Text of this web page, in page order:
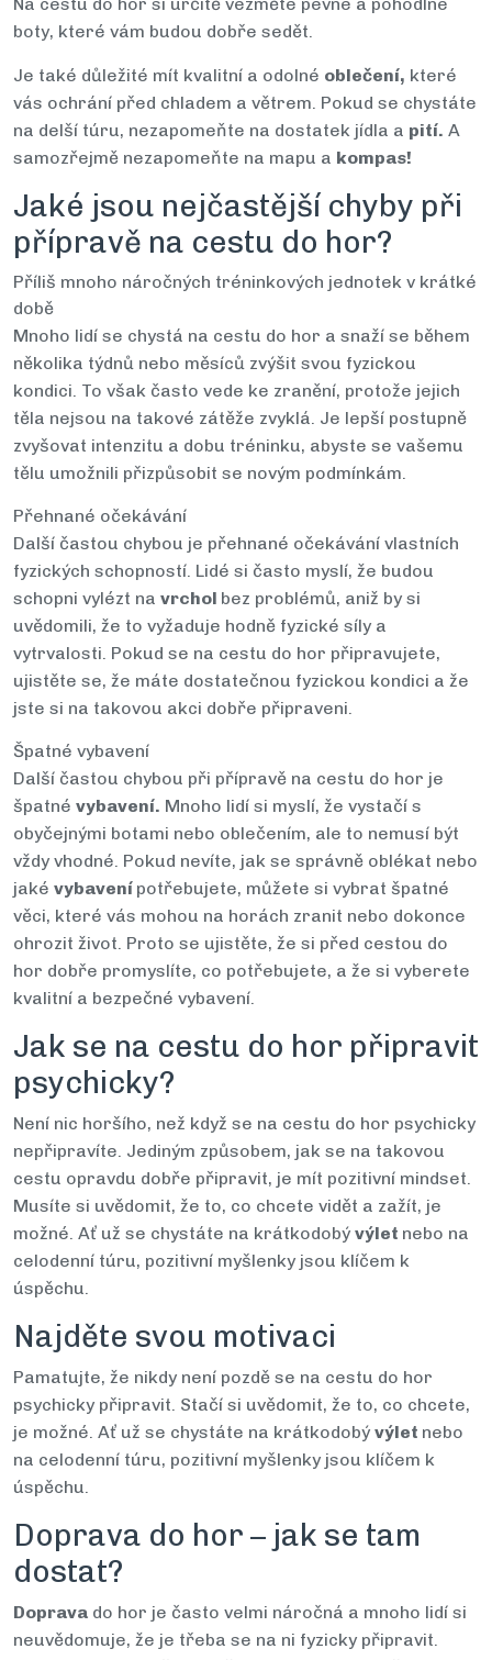
Na cestu do hor si určitě vezměte pevné a pohodlné
boty, které vám budou dobře sedět.
Je také důležité mít kvalitní a odolné oblečení, které
vás ochrání před chladem a větrem. Pokud se chystáte
na delší túru, nezapomeňte na dostatek jídla a pití. A
samozřejmě nezapomeňte na mapu a kompas!
Jaké jsou nejčastější chyby při
přípravě na cestu do hor?
Příliš mnoho náročných tréninkových jednotek v krátké
době
Mnoho lidí se chystá na cestu do hor a snaží se během
několika týdnů nebo měsíců zvýšit svou fyzickou
kondici. To však často vede ke zranění, protože jejich
těla nejsou na takové zátěže zvyklá. Je lepší postupně
zvyšovat intenzitu a dobu tréninku, abyste se vašemu
tělu umožnili přizpůsobit se novým podmínkám.
Přehnané očekávání
Další častou chybou je přehnané očekávání vlastních
fyzických schopností. Lidé si často myslí, že budou
schopni vylézt na vrchol bez problémů, aniž by si
uvědomili, že to vyžaduje hodně fyzické síly a
vytrvalosti. Pokud se na cestu do hor připravujete,
ujistěte se, že máte dostatečnou fyzickou kondici a že
jste si na takovou akci dobře připraveni.
Špatné vybavení
Další častou chybou při přípravě na cestu do hor je
špatné vybavení. Mnoho lidí si myslí, že vystačí s
obyčejnými botami nebo oblečením, ale to nemusí být
vždy vhodné. Pokud nevíte, jak se správně oblékat nebo
jaké vybavení potřebujete, můžete si vybrat špatné
věci, které vás mohou na horách zranit nebo dokonce
ohrozit život. Proto se ujistěte, že si před cestou do
hor dobře promyslíte, co potřebujete, a že si vyberete
kvalitní a bezpečné vybavení.
Jak se na cestu do hor připravit
psychicky?
Není nic horšího, než když se na cestu do hor psychicky
nepřipravíte. Jediným způsobem, jak se na takovou
cestu opravdu dobře připravit, je mít pozitivní mindset.
Musíte si uvědomit, že to, co chcete vidět a zažít, je
možné. Ať už se chystáte na krátkodobý výlet nebo na
celodenní túru, pozitivní myšlenky jsou klíčem k
úspěchu.
Najděte svou motivaci
Pamatujte, že nikdy není pozdě se na cestu do hor
psychicky připravit. Stačí si uvědomit, že to, co chcete,
je možné. Ať už se chystáte na krátkodobý výlet nebo
na celodenní túru, pozitivní myšlenky jsou klíčem k
úspěchu.
Doprava do hor – jak se tam
dostat?
Doprava do hor je často velmi náročná a mnoho lidí si
neuvědomuje, že je třeba se na ni fyzicky připravit.